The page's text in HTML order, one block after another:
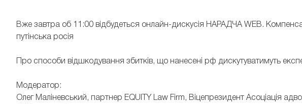
Вже завтра об 11:00 відбудеться онлайн-дискусія НАРАДЧА WEB.
путінська росія
Про способи відшкодування збитків, що нанесені рф дискутуватимуть
Модератор:
Олег Маліневський, партнер EQUITY Law Firm, Віцепрезидент Асоціація